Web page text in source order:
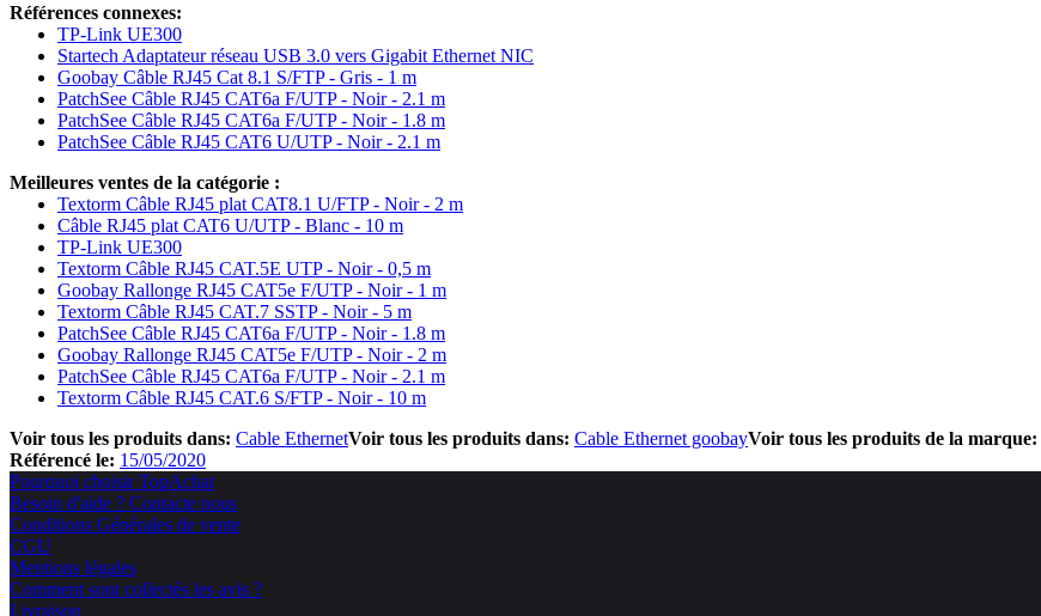
Références connexes:
TP-Link UE300
Startech Adaptateur réseau USB 3.0 vers Gigabit Ethernet NIC
Goobay Câble RJ45 Cat 8.1 S/FTP - Gris - 1 m
PatchSee Câble RJ45 CAT6a F/UTP - Noir - 2.1 m
PatchSee Câble RJ45 CAT6a F/UTP - Noir - 1.8 m
PatchSee Câble RJ45 CAT6 U/UTP - Noir - 2.1 m
Meilleures ventes de la catégorie :
Textorm Câble RJ45 plat CAT8.1 U/FTP - Noir - 2 m
Câble RJ45 plat CAT6 U/UTP - Blanc - 10 m
TP-Link UE300
Textorm Câble RJ45 CAT.5E UTP - Noir - 0,5 m
Goobay Rallonge RJ45 CAT5e F/UTP - Noir - 1 m
Textorm Câble RJ45 CAT.7 SSTP - Noir - 5 m
PatchSee Câble RJ45 CAT6a F/UTP - Noir - 1.8 m
Goobay Rallonge RJ45 CAT5e F/UTP - Noir - 2 m
PatchSee Câble RJ45 CAT6a F/UTP - Noir - 2.1 m
Textorm Câble RJ45 CAT.6 S/FTP - Noir - 10 m
Voir tous les produits dans: Cable EthernetVoir tous les produits dans: Cable Ethernet goobayVoir tous les produits de la marque:
Référencé le: 15/05/2020
Pourquoi choisir TopAchat
Besoin d'aide ? Contacte nous
Conditions Générales de vente
CGU
Mentions légales
Comment sont collectés les avis ?
Livraison